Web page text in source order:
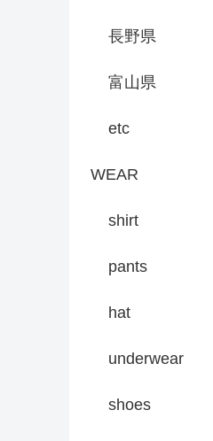
長野県
富山県
etc
WEAR
shirt
pants
hat
underwear
shoes